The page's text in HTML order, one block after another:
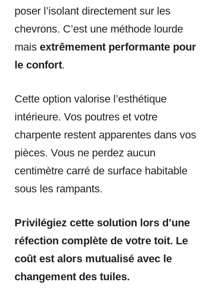
poser l’isolant directement sur les
chevrons. C’est une méthode lourde
mais extrêmement performante pour
le confort.
Cette option valorise l’esthétique
intérieure. Vos poutres et votre
charpente restent apparentes dans vos
pièces. Vous ne perdez aucun
centimètre carré de surface habitable
sous les rampants.
Privilégiez cette solution lors d’une
réfection complète de votre toit. Le
coût est alors mutualisé avec le
changement des tuiles.